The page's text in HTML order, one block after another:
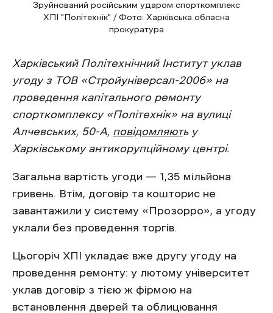
Зруйнований російським ударом спорткомплекс
ХПІ "Політехнік" / Фото: Харківська обласна
прокуратура
Харківський Політехнічний Інститут уклав
угоду з ТОВ «Стройуніверсал-2006» на
проведення капітального ремонту
спорткомплексу «Політехнік» на вулиці
Алчевських, 50-А, повідомляють у
Харківському антикорупційному центрі.
Загальна вартість угоди — 1,35 мільйона
гривень. Втім, договір та кошторис не
завантажили у систему «Прозорро», а угоду
уклали без проведення торгів.
Цьогоріч ХПІ укладає вже другу угоду на
проведення ремонту: у лютому університет
уклав договір з тією ж фірмою на
встановлення дверей та облицювання